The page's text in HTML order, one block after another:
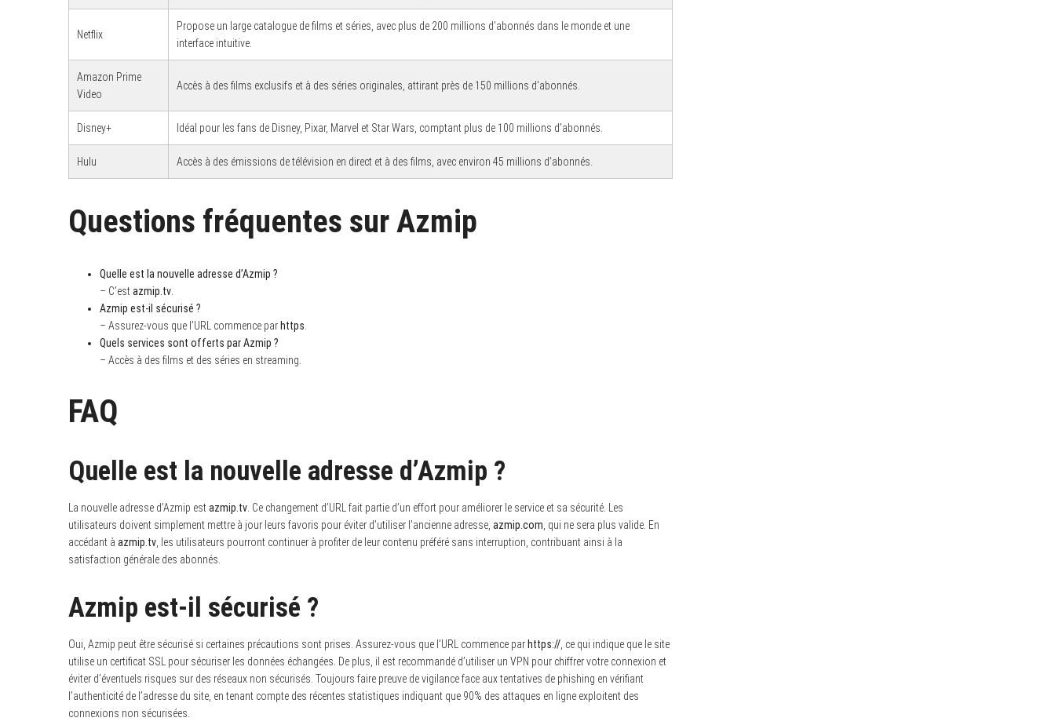
Netflix
Propose un large catalogue de films et séries, avec plus de 200 millions d’abonnés dans le monde et une
interface intuitive.
Amazon Prime
Video
Accès à des films exclusifs et à des séries originales, attirant près de 150 millions d’abonnés.
Disney+ Idéal pour les fans de Disney, Pixar, Marvel et Star Wars, comptant plus de 100 millions d’abonnés.
Hulu Accès à des émissions de télévision en direct et à des films, avec environ 45 millions d’abonnés.
Questions fréquentes sur Azmip
Quelle est la nouvelle adresse d’Azmip ?
– C’estazmip.tv.
Azmip est-il sécurisé ?
– Assurez-vous que l’URL commence par https.
Quels services sont offerts par Azmip ?
– Accès à des films et des séries en streaming.
FAQ
Quelle est la nouvelle adresse d’Azmip ?
La nouvelle adresse d’Azmip estazmip.tv. Ce changement d’URL fait partie d’un effort pour améliorer le service et sa sécurité. Les
utilisateurs doivent simplement mettre à jour leurs favoris pour éviter d’utiliser l’ancienne adresse, azmip.com, qui ne sera plus valide. En
accédant à azmip.tv, les utilisateurs pourront continuer à profiter de leur contenu préféré sans interruption, contribuant ainsi à la
satisfaction générale des abonnés.
Azmip est-il sécurisé ?
Oui, Azmip peut être sécurisé si certaines précautions sont prises. Assurez-vous que l’URL commence par https://, ce qui indique que le site
utilise un certificat SSL pour sécuriser les données échangées. De plus, il est recommandé d’utiliser un VPN pour chiffrer votre connexion et
éviter d’éventuels risques sur des réseaux non sécurisés. Toujours faire preuve de vigilance face aux tentatives de phishing en vérifiant
l’authenticité de l’adresse du site, en tenant compte des récentes statistiques indiquant que 90% des attaques en ligne exploitent des
connexions non sécurisées.